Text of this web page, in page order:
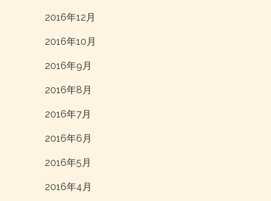
2016年12月
2016年10月
2016年9月
2016年8月
2016年7月
2016年6月
2016年5月
2016年4月